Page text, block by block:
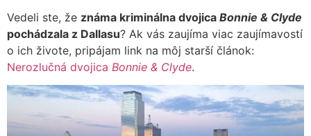
Vedeli ste, že známa kriminálna dvojica Bonnie & Clyde
pochádzala z Dallasu? Ak vás zaujíma viac zaujímavostí
o ich živote, pripájam link na môj starší článok:
Nerozlučná dvojica Bonnie & Clyde.